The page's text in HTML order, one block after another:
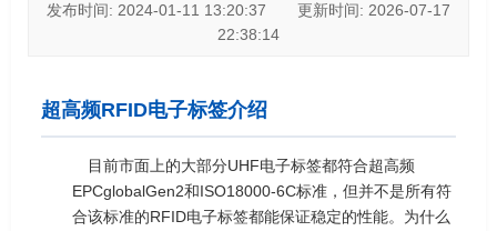
发布时间: 2024-01-11 13:20:37 更新时间: 2026-07-17
22:38:14
超高频RFID电子标签介绍
目前市面上的大部分UHF电子标签都符合超高频
EPCglobalGen2和ISO18000-6C标准，但并不是所有符
合该标准的RFID电子标签都能保证稳定的性能。为什么